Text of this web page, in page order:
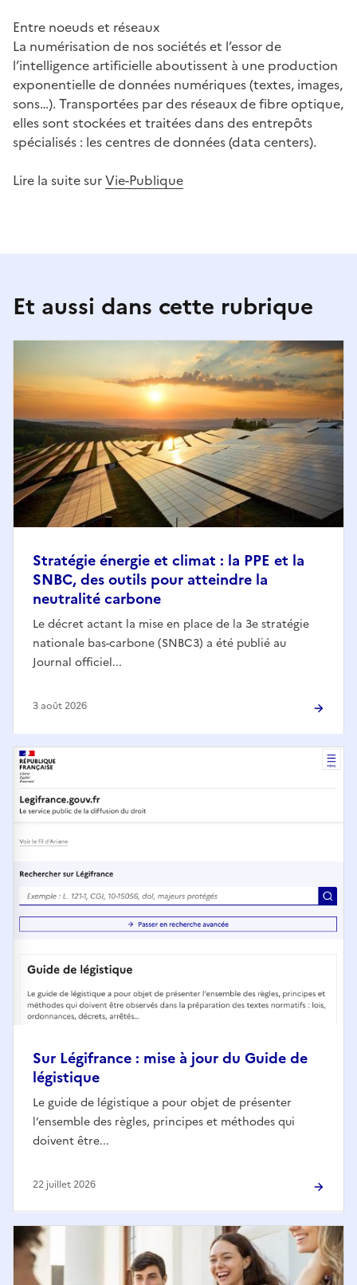
Entre noeuds et réseaux
La numérisation de nos sociétés et l’essor de
l’intelligence artificielle aboutissent à une production
exponentielle de données numériques (textes, images,
sons…). Transportées par des réseaux de fibre optique,
elles sont stockées et traitées dans des entrepôts
spécialisés : les centres de données (data centers).
Lire la suite surVie-Publique
Et aussi dans cette rubrique
Stratégie énergie et climat : la PPE et la
SNBC, des outils pour atteindre la
neutralité carbone
Le décret actant la mise en place de la 3e stratégie
nationale bas-carbone (SNBC3) a été publié au
Journal officiel...
3 août 2026
Sur Légifrance : mise à jour du Guide de
légistique
Le guide de légistique a pour objet de présenter
l’ensemble des règles, principes et méthodes qui
doivent être...
22 juillet 2026